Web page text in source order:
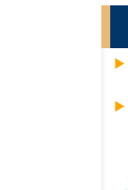
▶
▶